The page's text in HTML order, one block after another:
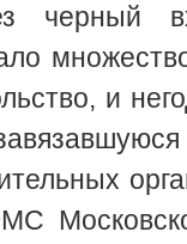
черный
и